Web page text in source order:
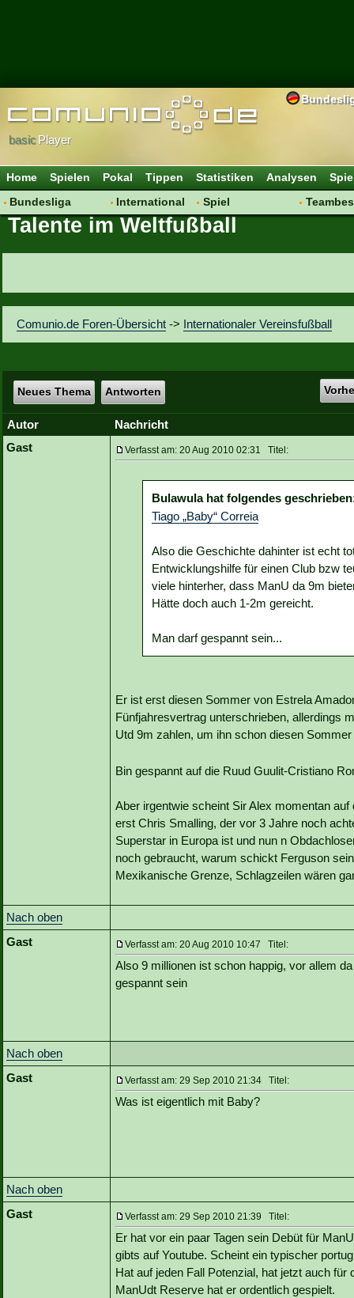
basicPlayer
Home Spielen Pokal Tippen Statistiken Analysen
Bundesliga
Hot News
Vereinsfragen
International
Vereine
Spiel
Regeln & Tipps
Talente im Weltfußball
Comunio.de Foren-Übersicht -> Internationaler Vereinsfußball
Neues Thema Antworten
Autor
Nachricht
Gast
Verfasst am: 20 Aug 2010 02:31 Titel:
Bulawula hat folgendes
Tiago „Baby“ Correia
Also die Geschichte dahinter ist echt
Entwicklungshilfe für einen Club bzw
viele hinterher, dass ManU da 9m
Hätte doch auch 1-2m gereicht.
Man darf gespannt sein...
Er ist erst diesen Sommer von Estrela
Fünfjahresvertrag unterschrieben, allerdings
Utd 9m zahlen, um ihn schon diesen
Bin gespannt auf die Ruud Guulit-Cristiano
Aber irgentwie scheint Sir Alex momentan
erst Chris Smalling, der vor 3 Jahre noch
Superstar in Europa ist und nun n
noch gebraucht, warum schickt Ferguson
Mexikanische Grenze, Schlagzeilen wären
Nach oben
Gast
Verfasst am: 20 Aug 2010 10:47 Titel:
Also 9 millionen ist schon happig, vor allem
gespannt sein
Nach oben
Gast
Verfasst am: 29 Sep 2010 21:34 Titel:
Was ist eigentlich mit Baby?
Nach oben
Gast
Verfasst am: 29 Sep 2010 21:39 Titel:
Er hat vor ein paar Tagen sein Debüt für
gibts auf Youtube. Scheint ein typischer
Hat auf jeden Fall Potenzial, hat jetzt auch
ManUdt Reserve hat er ordentlich gespielt.